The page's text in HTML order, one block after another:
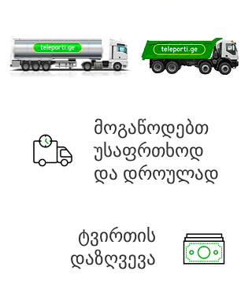
მოგაწოდებთ
უსაფრთხოდ
და დროულად
ტვირთის
დაზღვევა